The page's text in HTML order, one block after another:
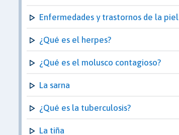
Enfermedades y trastornos de la piel
¿Qué es el herpes?
¿Qué es el molusco contagioso?
La sarna
¿Qué es la tuberculosis?
La tiña